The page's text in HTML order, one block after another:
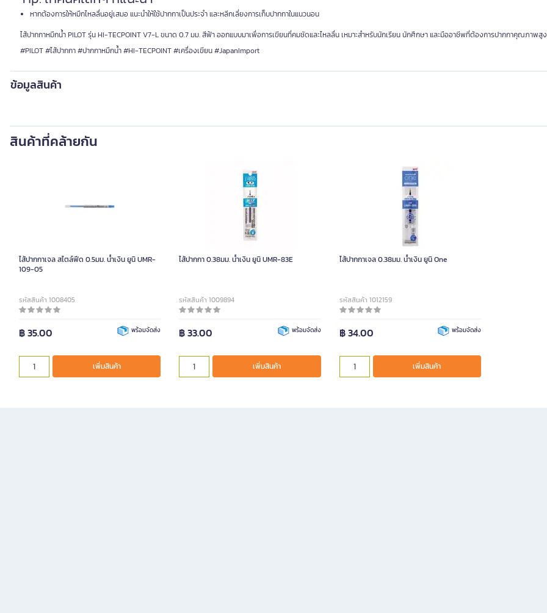
หากต้องการให้หมึกไหลลื่นอยู่เสมอ แนะนำให้ใช้ปากกาเป็นประจำ และหลีกเลี่ยงการเก็บปากกาในแนวนอน
ไส้ปากกาหมึกน้ำ PILOT รุ่น HI-TECPOINT V7-L ขนาด 0.7 มม. สีฟ้า ออกแบบมาเพื่อการเขียนที่คมชัดและไหลลื่น เหมาะสำหรับนักเรียน นักศึกษา และมืออาชีพที่ต้องการปากกาคุณภาพสูง
#PILOT #ไส้ปากกา #ปากกาหมึกน้ำ #HI-TECPOINT #เครื่องเขียน #JapanImport
ข้อมูลสินค้า
สินค้าที่คล้ายกัน
ไส้ปากกาเจล สไตล์ฟีด 0.5มม. น้ำเงิน ยูนิ UMR-
109-05
รหัสสินค้า 1008405
฿ 35.00 พร้อมจัดส่ง
เพิ่มสินค้า
ไส้ปากกา 0.38มม. น้ำเงิน ยูนิ UMR-83E
รหัสสินค้า 1009894
฿ 33.00 พร้อมจัดส่ง
เพิ่มสินค้า
ไส้ปากกาเจล 0.38มม. น้ำเงิน ยูนิ One
รหัสสินค้า 1012159
฿ 34.00 พร้อมจัดส่ง
เพิ่มสินค้า